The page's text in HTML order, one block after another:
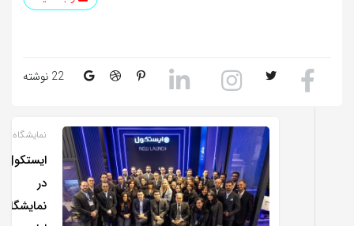
22 نوشته
نمایشگاه
ایستکول
در
نمایشگاه